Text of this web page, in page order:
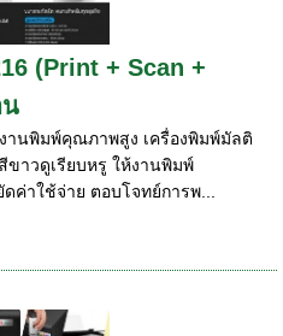
(Print + Scan +
น
านพิมพ์คุณภาพสูง เครื่องพิมพ์มัลติ
ขาวดูเรียบหรู ให้งานพิมพ์
าใช้จ่าย ตอบโจทย์การพ...